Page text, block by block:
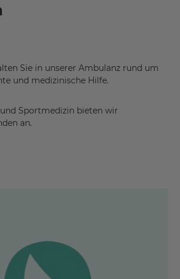
Sie in unserer Ambulanz rund um
und medizinische Hilfe.
Sportmedizin bieten wir
an.